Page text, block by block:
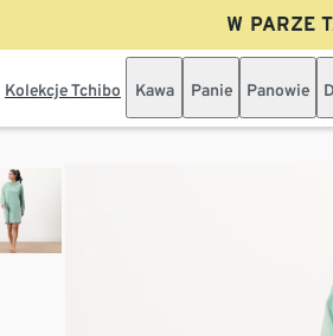
W PARZE
Kolekcje Tchibo Kawa Panie Panowie